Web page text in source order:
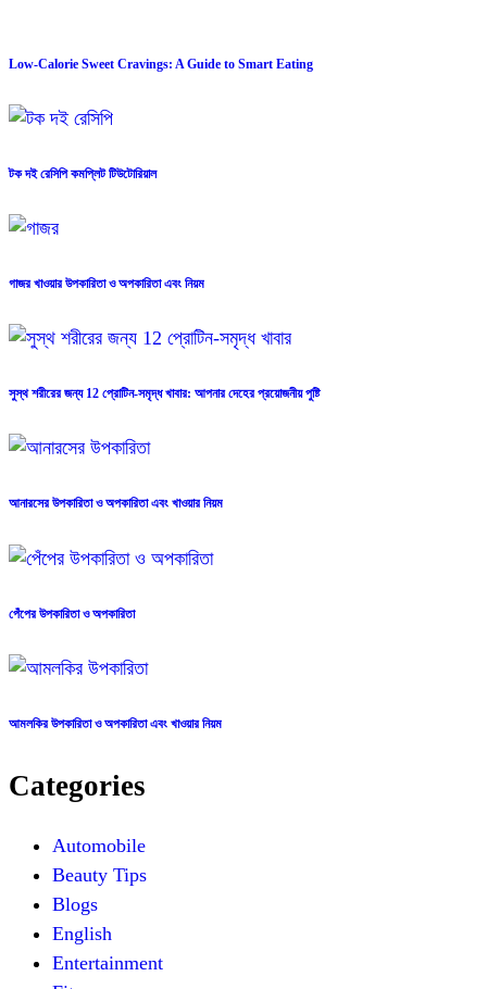
Low-Calorie Sweet Cravings: A Guide to Smart Eating
টক দই রেসিপি কমপ্লিট টিউটোরিয়াল
গাজর খাওয়ার উপকারিতা ও অপকারিতা এবং নিয়ম
সুস্থ শরীরের জন্য 12 প্রোটিন-সমৃদ্ধ খাবার: আপনার দেহের প্রয়োজনীয় পুষ্টি
আনারসের উপকারিতা ও অপকারিতা এবং খাওয়ার নিয়ম
পেঁপের উপকারিতা ও অপকারিতা
আমলকির উপকারিতা ও অপকারিতা এবং খাওয়ার নিয়ম
Categories
Automobile
Beauty Tips
Blogs
English
Entertainment